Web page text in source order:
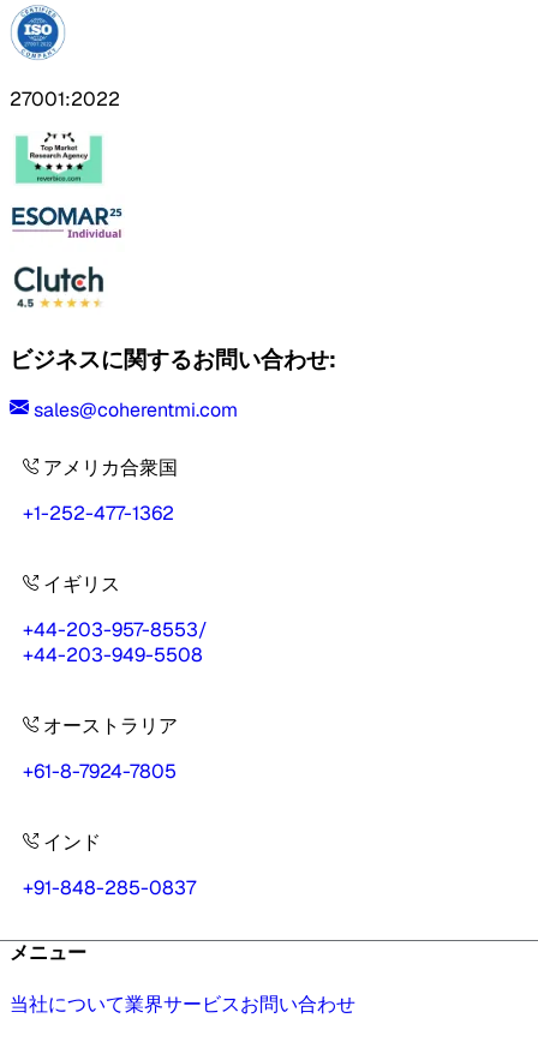
27001:2022
ビジネスに関するお問い合わせ:
sales@coherentmi.com
アメリカ合衆国
+1-252-477-1362
イギリス
+44-203-957-8553/
+44-203-949-5508
オーストラリア
+61-8-7924-7805
インド
+91-848-285-0837
メニュー
当社について業界サービスお問い合わせ